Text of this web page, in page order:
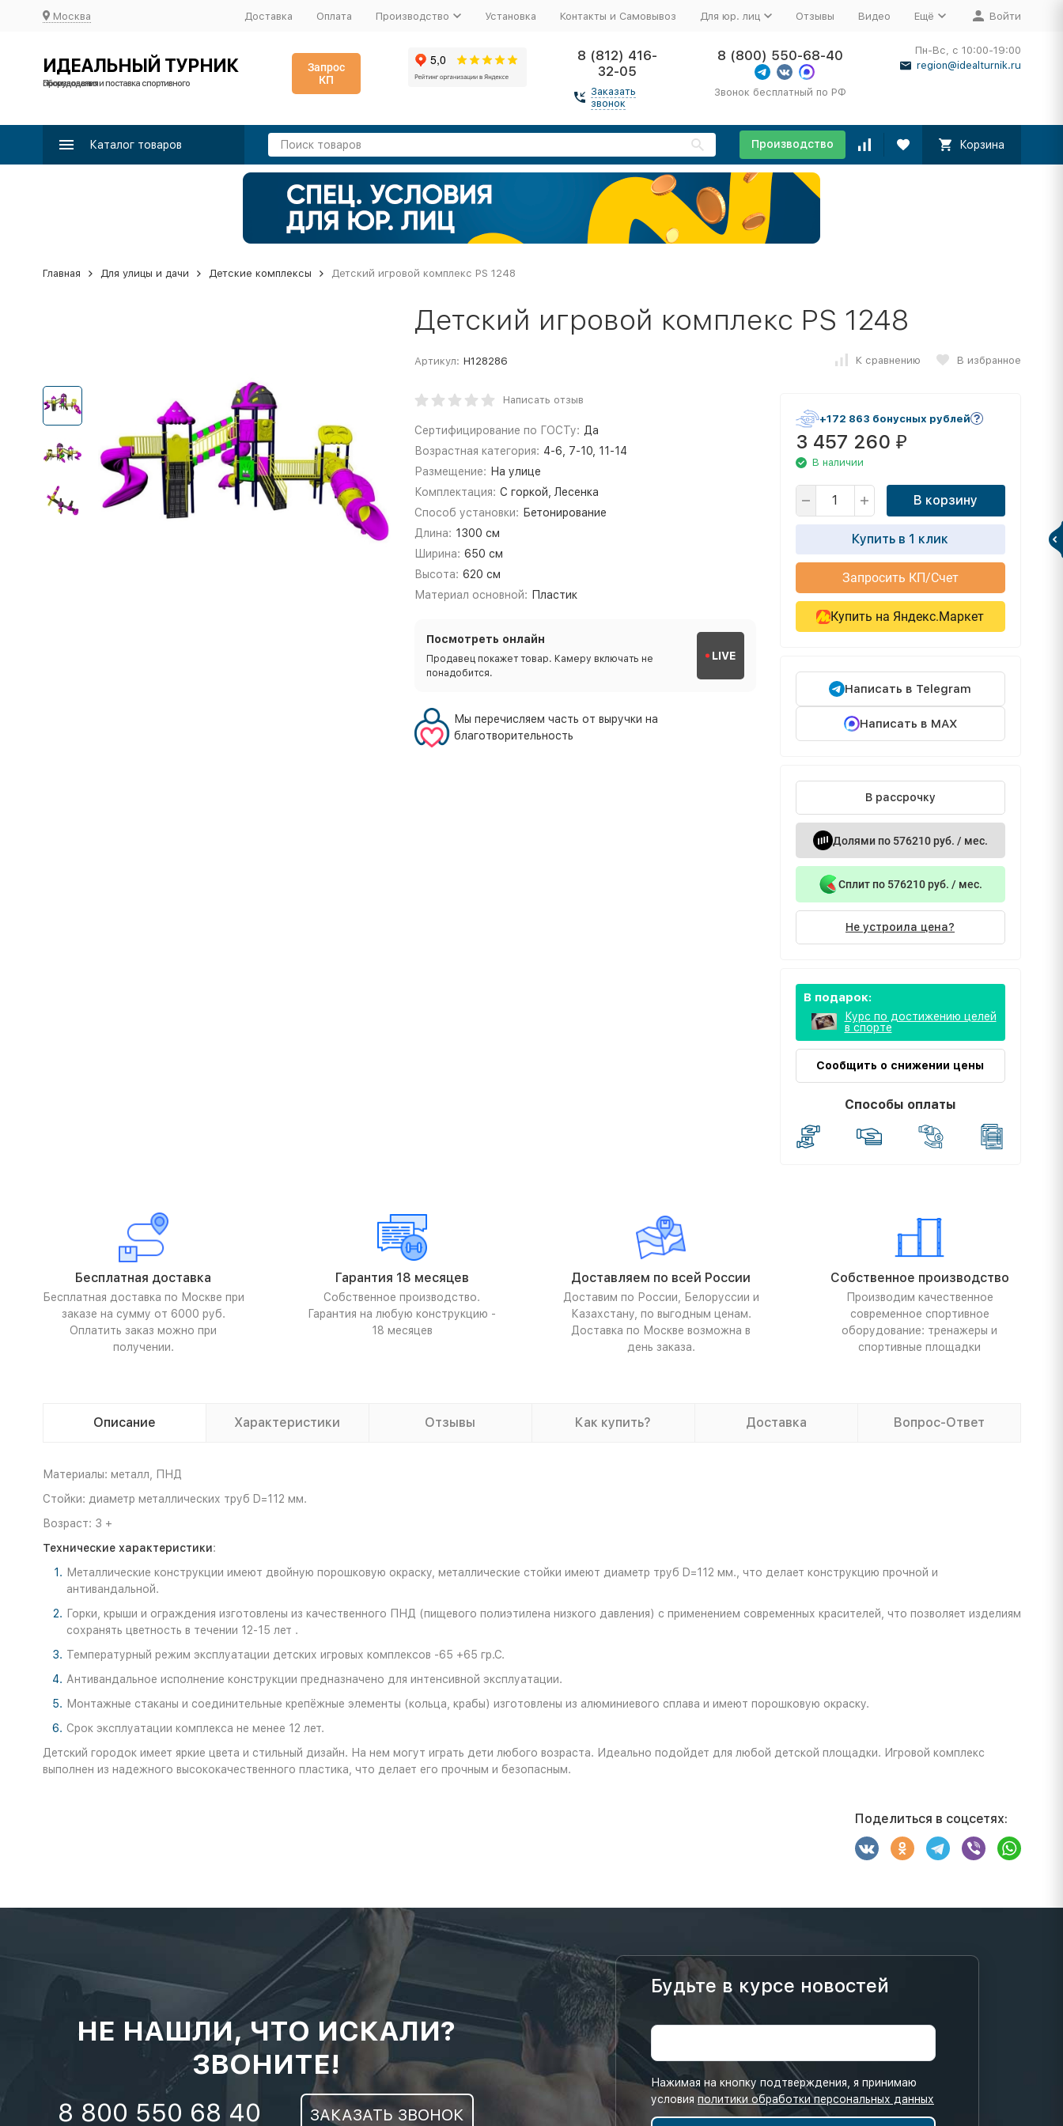
Москва Доставка Оплата Производство Установка Контакты и Самовывоз Для юр. лиц Отзывы Видео Ещё Войти
ИДЕАЛЬНЫЙ ТУРНИК
Производство и поставка спортивного оборудования
Запрос
КП
8 (812) 416-
32-05
Заказать
звонок
8 (800) 550-68-40
Звонок бесплатный по РФ
Пн-Вс, с 10:00-19:00
region@idealturnik.ru
Каталог товаров Производство Корзина
Главная Для улицы и дачи Детские комплексы Детский игровой комплекс PS 1248
Детский игровой комплекс PS 1248
Артикул: Н128286 К сравнению В избранное
Написать отзыв
Сертифицирование по ГОСТу: Да
Возрастная категория: 4-6, 7-10, 11-14
Размещение: На улице
Комплектация: С горкой, Лесенка
Способ установки: Бетонирование
Длина: 1300 см
Ширина: 650 см
Высота: 620 см
Материал основной: Пластик
Посмотреть онлайн
Продавец покажет товар. Камеру включать не
понадобится.
LIVE
Мы перечисляем часть от выручки на
благотворительность
+172 863 бонусных рублей
3 457 260 ₽
В наличии
В корзину
Купить в 1 клик
Запросить КП/Счет
Купить на Яндекс.Маркет
Написать в Telegram
Написать в MAX
В рассрочку
Долями по 576210 руб. / мес.
Сплит по 576210 руб. / мес.
Не устроила цена?
В подарок:
Курс по достижению целей
в спорте
Сообщить о снижении цены
Способы оплаты
Бесплатная доставка
Бесплатная доставка по Москве при
заказе на сумму от 6000 руб.
Оплатить заказ можно при
получении.
Гарантия 18 месяцев
Собственное производство.
Гарантия на любую конструкцию -
18 месяцев
Доставляем по всей России
Доставим по России, Белоруссии и
Казахстану, по выгодным ценам.
Доставка по Москве возможна в
день заказа.
Собственное производство
Производим качественное
современное спортивное
оборудование: тренажеры и
спортивные площадки
Описание Характеристики Отзывы Как купить? Доставка Вопрос-Ответ
Материалы: металл, ПНД
Стойки: диаметр металлических труб D=112 мм.
Возраст: 3 +
Технические характеристики:
Металлические конструкции имеют двойную порошковую окраску, металлические стойки имеют диаметр труб D=112 мм., что делает конструкцию прочной и
антивандальной.
Горки, крыши и ограждения изготовлены из качественного ПНД (пищевого полиэтилена низкого давления) с применением современных красителей, что позволяет изделиям
сохранять цветность в течении 12-15 лет .
Температурный режим эксплуатации детских игровых комплексов -65 +65 гр.С.
Антивандальное исполнение конструкции предназначено для интенсивной эксплуатации.
Монтажные стаканы и соединительные крепёжные элементы (кольца, крабы) изготовлены из алюминиевого сплава и имеют порошковую окраску.
Срок эксплуатации комплекса не менее 12 лет.
Детский городок имеет яркие цвета и стильный дизайн. На нем могут играть дети любого возраста. Идеально подойдет для любой детской площадки. Игровой комплекс
выполнен из надежного высококачественного пластика, что делает его прочным и безопасным.
Поделиться в соцсетях:
НЕ НАШЛИ, ЧТО ИСКАЛИ?
ЗВОНИТЕ!
8 800 550 68 40 ЗАКАЗАТЬ ЗВОНОК
Будьте в курсе новостей
Нажимая на кнопку подтверждения, я принимаю
условия политики обработки персональных данных